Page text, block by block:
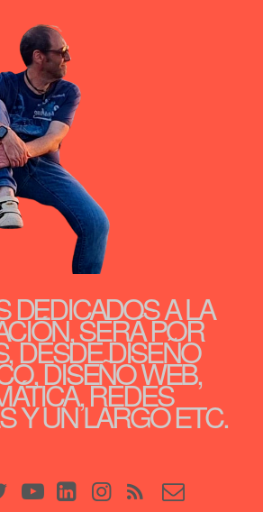
DEDICADOS A LA
SERÁ POR
DESDE DISEÑO
DISEÑO WEB,
REDES
Y UN LARGO ETC.